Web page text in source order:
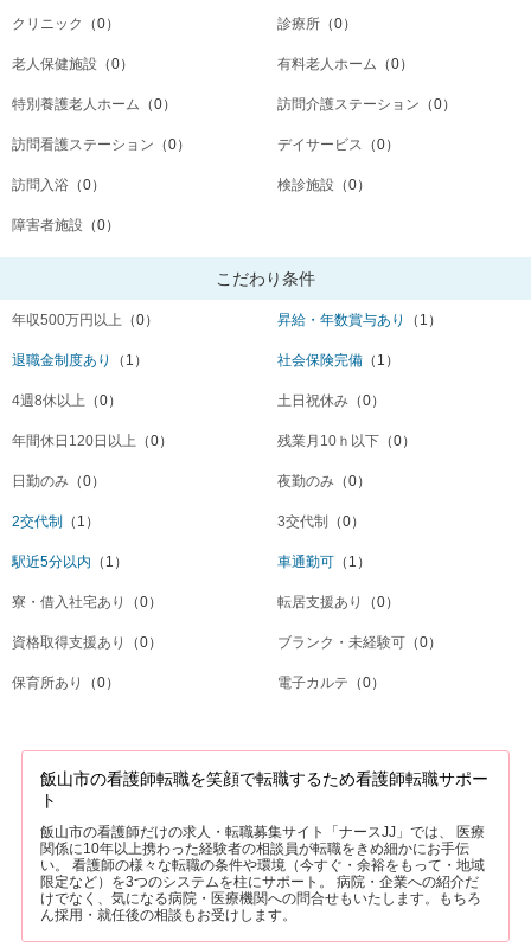
クリニック （0） 診療所 （0）
老人保健施設 （0） 有料老人ホーム （0）
特別養護老人ホーム （0） 訪問介護ステーション （0）
訪問看護ステーション （0） デイサービス （0）
訪問入浴 （0） 検診施設 （0）
障害者施設 （0）
こだわり条件
年収500万円以上 （0） 昇給・年数賞与あり （1）
退職金制度あり （1） 社会保険完備 （1）
4週8休以上 （0） 土日祝休み （0）
年間休日120日以上 （0） 残業月10ｈ以下 （0）
日勤のみ （0） 夜勤のみ （0）
2交代制 （1） 3交代制 （0）
駅近5分以内 （1） 車通勤可 （1）
寮・借入社宅あり （0） 転居支援あり （0）
資格取得支援あり （0） ブランク・未経験可 （0）
保育所あり （0） 電子カルテ （0）
飯山市の看護師転職を笑顔で転職するため看護師転職サポー
ト
飯山市の看護師だけの求人・転職募集サイト「ナースJJ」では、 医療
関係に10年以上携わった経験者の相談員が転職をきめ細かにお手伝
い。 看護師の様々な転職の条件や環境（今すぐ・余裕をもって・地域
限定など）を3つのシステムを柱にサポート。 病院・企業への紹介だ
けでなく、気になる病院・医療機関への問合せもいたします。もちろ
ん採用・就任後の相談もお受けします。